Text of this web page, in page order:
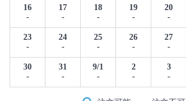
16
-
17
-
18
-
19
-
20
-
23
-
24
-
25
-
26
-
27
-
30
-
31
-
9/1
-
2
-
3
-